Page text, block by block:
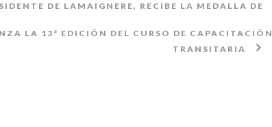
DE LAMAIGNERE, RECIBE LA MEDALLA DE
LA 13ª EDICIÓN DEL CURSO DE CAPACITACIÓN
TRANSITARIA